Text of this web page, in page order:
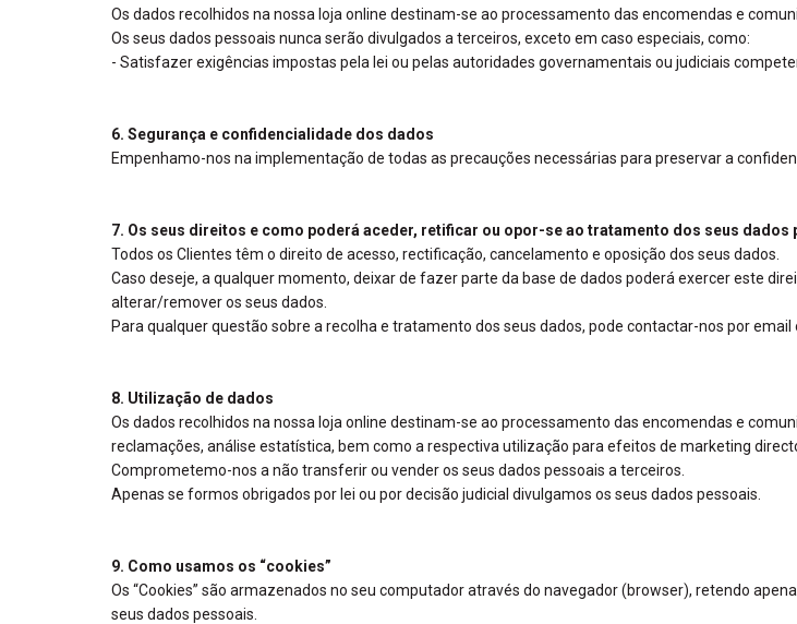
Os dados recolhidos na nossa loja online destinam-se ao processamento das encomendas e
Os seus dados pessoais nunca serão divulgados a terceiros, exceto em caso especiais, como:
- Satisfazer exigências impostas pela lei ou pelas autoridades governamentais ou judiciais
6. Segurança e confidencialidade dos dados
Empenhamo-nos na implementação de todas as precauções necessárias para preservar a
7. Os seus direitos e como poderá aceder, retificar ou opor-se ao tratamento dos seus dados
Todos os Clientes têm o direito de acesso, rectificação, cancelamento e oposição dos seus dados.
Caso deseje, a qualquer momento, deixar de fazer parte da base de dados poderá exercer este
alterar/remover os seus dados.
Para qualquer questão sobre a recolha e tratamento dos seus dados, pode contactar-nos por
8. Utilização de dados
Os dados recolhidos na nossa loja online destinam-se ao processamento das encomendas e
reclamações, análise estatística, bem como a respectiva utilização para efeitos de marketing
Comprometemo-nos a não transferir ou vender os seus dados pessoais a terceiros.
Apenas se formos obrigados por lei ou por decisão judicial divulgamos os seus dados pessoais.
9. Como usamos os “cookies”
Os “Cookies” são armazenados no seu computador através do navegador (browser), retendo
seus dados pessoais.